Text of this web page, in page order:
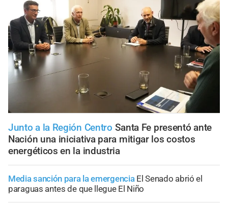
Junto a la Región Centro Santa Fe presentó ante
Nación una iniciativa para mitigar los costos
energéticos en la industria
Media sanción para la emergencia El Senado abrió el
paraguas antes de que llegue El Niño